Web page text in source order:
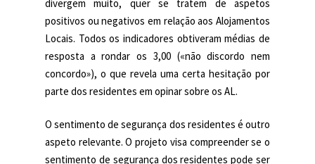
divergem muito, quer se tratem de aspetos
positivos ou negativos em relação aos Alojamentos
Locais. Todos os indicadores obtiveram médias de
resposta a rondar os 3,00 («não discordo nem
concordo»), o que revela uma certa hesitação por
parte dos residentes em opinar sobre os AL.
O sentimento de segurança dos residentes é outro
aspeto relevante. O projeto visa compreender se o
sentimento de segurança dos residentes pode ser